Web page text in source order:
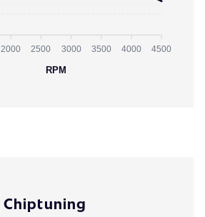
2000 2500 3000 3500 4000 4500
RPM
Chiptuning